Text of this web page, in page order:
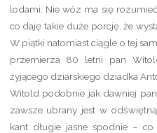
lodami. Nie wóz ma się
co daję takie duże porcję, że
W piątki natomiast ciągle o tej
przemierza 80 letni pan
żyjącego dziarskiego dziadka
Witold podobnie jak dawniej
zawsze ubrany jest w
kant długie jasne spodnie –